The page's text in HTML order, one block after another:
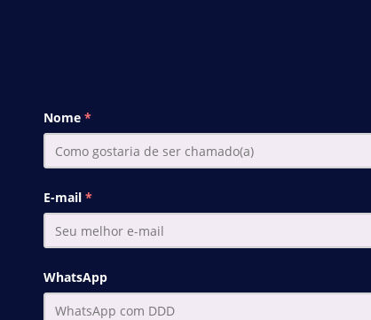
Nome
E-mail
WhatsApp